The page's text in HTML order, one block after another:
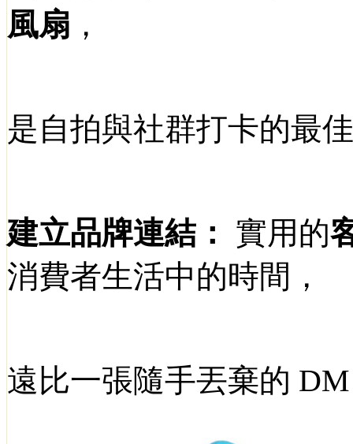
風扇 ，
是自拍與社群打卡的最
建立品牌連結： 實用的
消費者生活中的時間，
遠比一張隨手丟棄的